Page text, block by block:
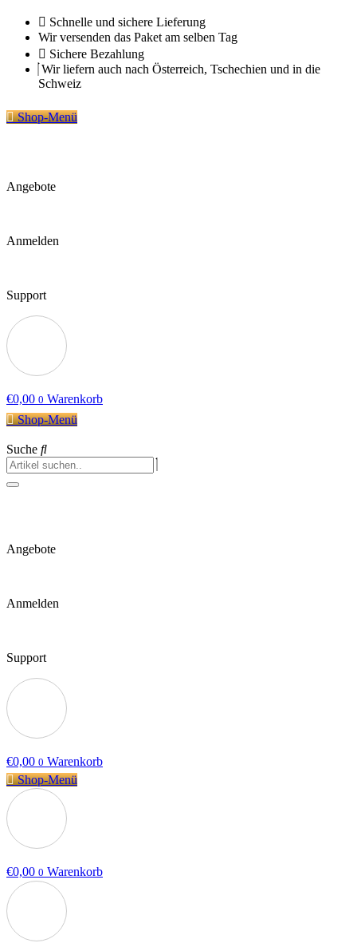
Zum
Inhalt
springen
Schnelle und sichere Lieferung
Wir versenden das Paket am selben Tag
Sichere Bezahlung
Wir liefern auch nach Österreich, Tschechien und in die
Schweiz
Shop-Menü
Angebote
Anmelden
Support
€0,00 0 Warenkorb
Shop-Menü
Suche
Angebote
Anmelden
Support
€0,00 0 Warenkorb
Shop-Menü
€0,00 0 Warenkorb